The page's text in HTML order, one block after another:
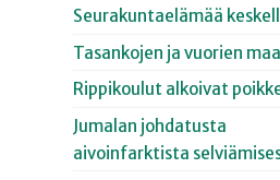
Seurakuntaelämää
Tasankojen ja vuorien maa
Rippikoulut alkoivat
Jumalan johdatusta
aivoinfarktista